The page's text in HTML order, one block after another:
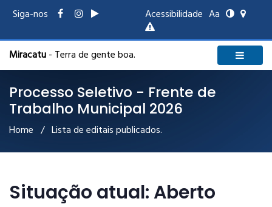
Siga-nos Acessibilidade Aa
Miracatu- Terra de gente boa.
Processo Seletivo - Frente de
Trabalho Municipal 2026
Home / Lista de editais publicados.
Situação atual: Aberto